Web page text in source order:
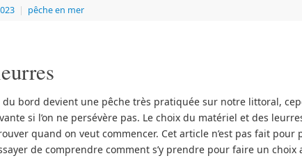
| pêche en mer
du bord devient une pêche très pratiquée sur notre littoral,
si l’on ne persévère pas. Le choix du matériel et des
quand on veut commencer. Cet article n’est pas fait pour
de comprendre comment s’y prendre pour faire un choix